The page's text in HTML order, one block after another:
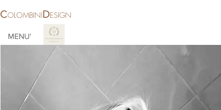
MENU' More
COLOMBINIDESIGN